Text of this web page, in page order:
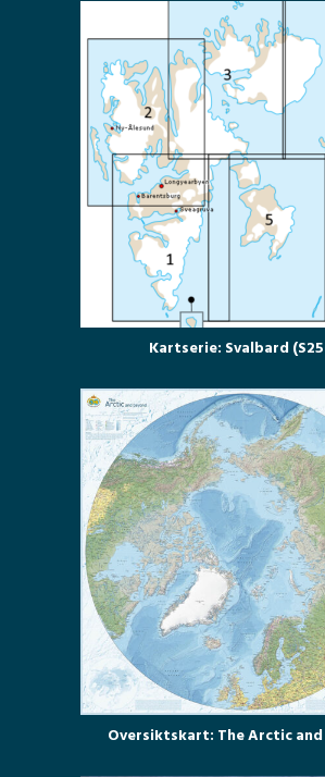
Kartserie: Svalbard
Oversiktskart: The Arctic